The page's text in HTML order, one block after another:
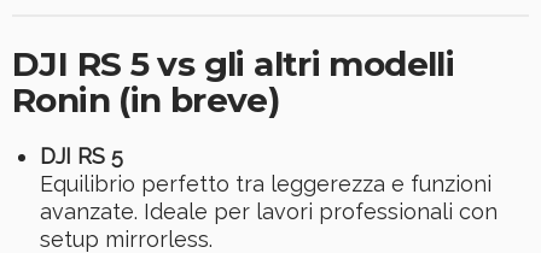
DJI RS 5 vs gli altri modelli
Ronin (in breve)
DJI RS 5
Equilibrio perfetto tra leggerezza e funzioni
avanzate. Ideale per lavori professionali con
setup mirrorless.